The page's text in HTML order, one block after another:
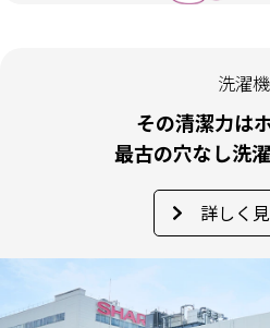
洗濯機
その清潔力は
最古の穴なし洗
詳しく